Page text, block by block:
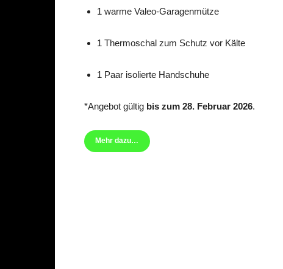
1 warme Valeo-Garagenmütze
1 Thermoschal zum Schutz vor Kälte
1 Paar isolierte Handschuhe
*Angebot gültig bis zum 28. Februar 2026.
Mehr dazu…